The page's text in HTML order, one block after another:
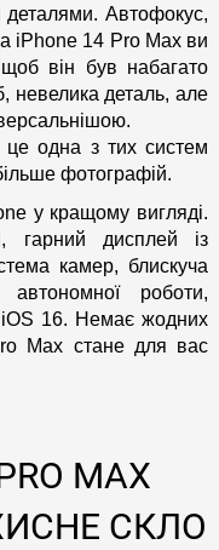
Автофокус,
iPhone 14 Pro Max ви
він був набагато
невелика деталь, але
одна з тих систем
фотографій.
у кращому вигляді.
гарний дисплей із
камер, блискуча
автономної роботи,
iOS 16. Немає жодних
Max стане для вас
MAX
СКЛО